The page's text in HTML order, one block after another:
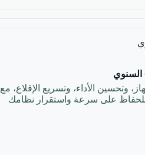
وتحسين الأداء، وتسريع الإقلاع، مع
على سرعة واستقرار نظامك